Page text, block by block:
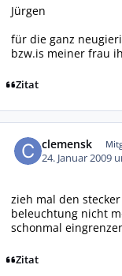
Jürgen
für die ganz
bzw.is meiner frau
Zitat
clemensk
24. Januar 2009
zieh mal den
beleuchtung nicht
schonmal
Zitat